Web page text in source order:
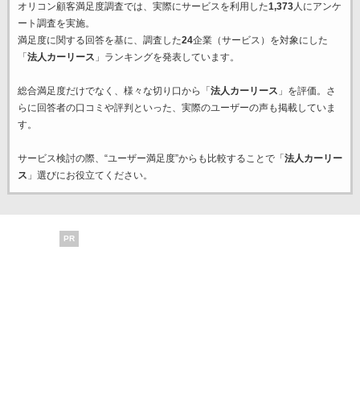
オリコン顧客満足度調査では、実際にサービスを利用した1,373人にアンケ
ート調査を実施。
満足度に関する回答を基に、調査した24企業（サービス）を対象にした
「 法人カーリース 」ランキングを発表しています。
総合満足度だけでなく、様々な切り口から「 法人カーリース 」を評価。さ
らに回答者の口コミや評判といった、実際のユーザーの声も掲載していま
す。
サービス検討の際、“ユーザー満足度”からも比較することで「 法人カーリー
ス 」選びにお役立てください。
PR